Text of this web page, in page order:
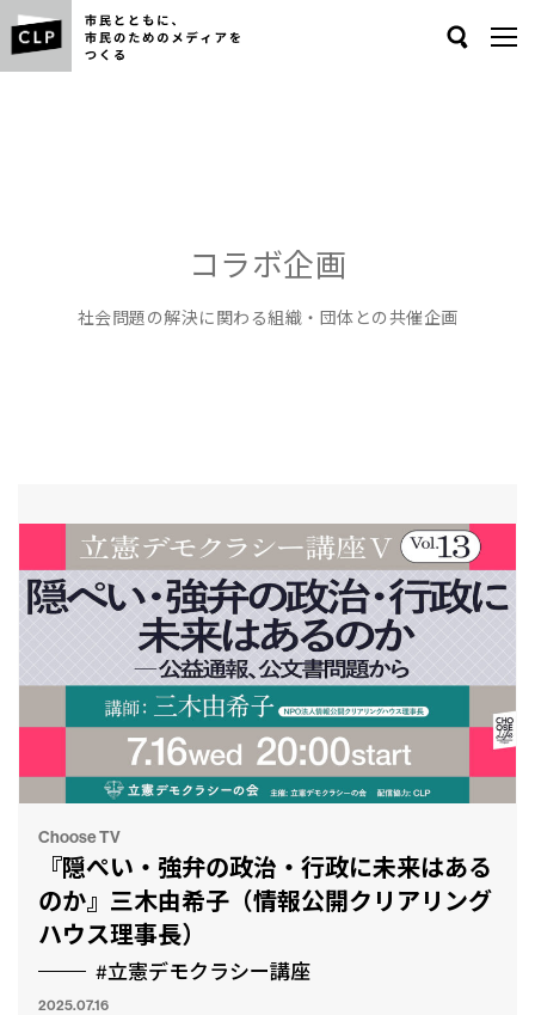
コラボ企画
社会問題の解決に関わる組織・団体との共催企画
Choose TV
『隠ぺい・強弁の政治・行政に未来はある
のか』三木由希子（情報公開クリアリング
ハウス理事長）
#立憲デモクラシー講座
2025.07.16